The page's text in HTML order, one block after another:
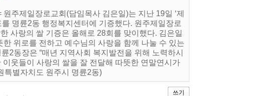
주제일장로교회(담임목사 김은일)는 지난 19일 ‘제
명륜2동 행정복지센터에 기증했다. 원주제일장로
사랑의 쌀 기증은 올해로 28회를 맞이했다. 김은일
위로를 전하고 예수님의 사랑을 함께 나눌 수 있는
2동장은 “매년 지역사회 복지발전을 위해 노력하시
웃들이 사랑의 쌀을 잘 전달해 따뜻한 연말연시가
특별자치도 원주시 명륜2동)
쓰기